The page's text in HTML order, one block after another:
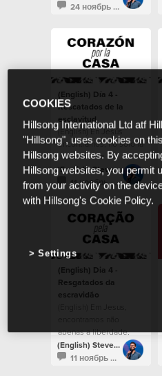
24 ноябрь 2021
(English) Día 4 -
Rescatados de la
esclavitud
(English) En Jesús
encontramos, no solo la
libertad, sino la
capacidad de reflejar a
Dios en la tierra.
(English) Steven Richards
11 ноябрь 2021
(English) Dia 4 -
Resgatados da
escravidão
apenas a liberdade,
mas a capacidade de
refletir Deus na Terra.
(English) Steven Richards
11 ноябрь 2021
COOKIES
Hillsong International Ltd atf
"Hillsong", uses cookies on
Hillsong websites. By
Hillsong websites, you permit
from your activity on the
with Hillsong's Cookie Policy.
Settings